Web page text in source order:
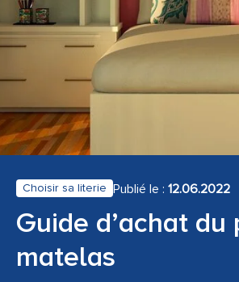
Choisir sa literie Publié le : 12.06.2022
Guide d’achat du
matelas